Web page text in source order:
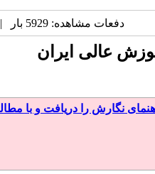
دفعات مشاهده: 5929 بار |
عالی ایران
نگارش را دریافت و با